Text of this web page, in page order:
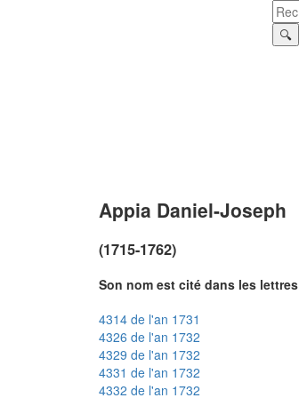
Appia Daniel-Joseph
(1715-1762)
Son nom est cité dans les lettres
4314 de l'an 1731
4326 de l'an 1732
4329 de l'an 1732
4331 de l'an 1732
4332 de l'an 1732